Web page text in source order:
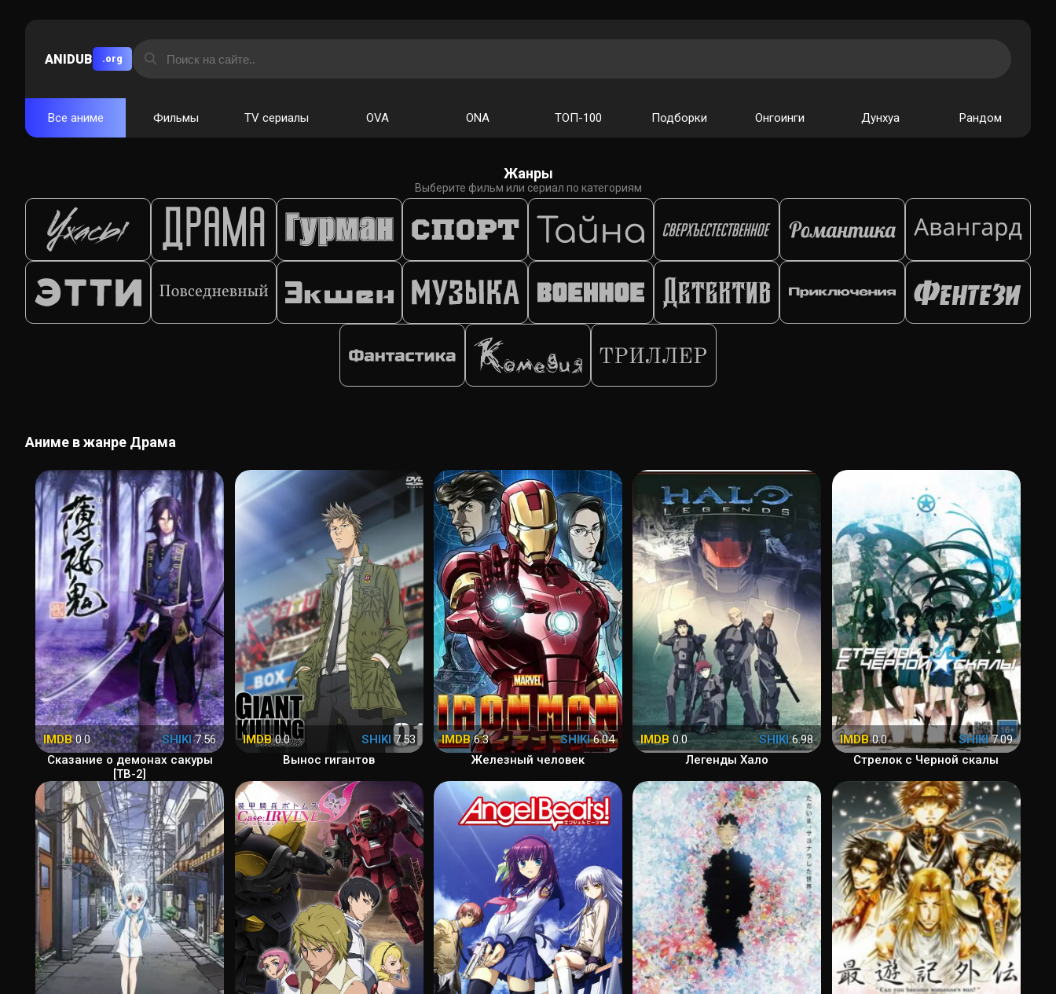
ANIDUB .org
Все аниме Фильмы TV сериалы OVA ONA ТОП-100 Подборки Онгоинги Дунхуа Рандом
Жанры
Выберите фильм или сериал по категориям
Аниме в жанре Драма
IMDB0.0 SHIKI7.56
Сказание о демонах сакуры
[ТВ-2]
IMDB0.0 SHIKI 7.53
Вынос гигантов
IMDB6.3 SHIKI6.04
Железный человек
IMDB 0.0 SHIKI6.98
Легенды Хало
IMDB0.0 SHIKI7.09
Стрелок с Черной скалы